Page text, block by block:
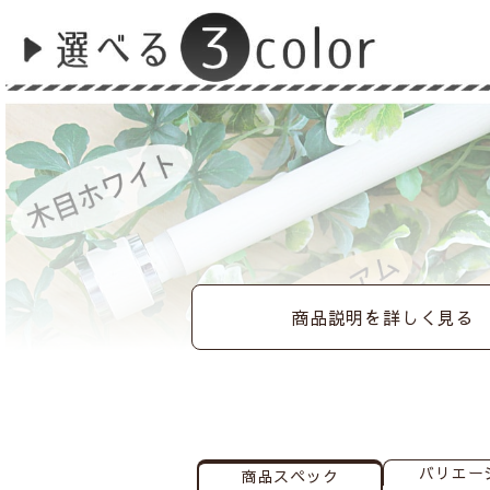
商品説明を詳しく見る
商品スペック バリエー